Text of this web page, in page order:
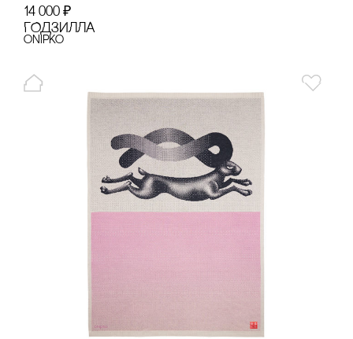
14 000 ₽
ГОДЗИЛЛА
onipko